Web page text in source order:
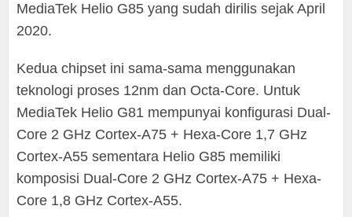
MediaTek Helio G85 yang sudah dirilis sejak April
2020.
Kedua chipset ini sama-sama menggunakan
teknologi proses 12nm dan Octa-Core. Untuk
MediaTek Helio G81 mempunyai konfigurasi Dual-
Core 2 GHz Cortex-A75 + Hexa-Core 1,7 GHz
Cortex-A55 sementara Helio G85 memiliki
komposisi Dual-Core 2 GHz Cortex-A75 + Hexa-
Core 1,8 GHz Cortex-A55.